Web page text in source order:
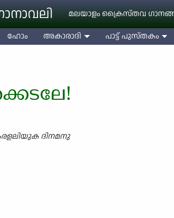
മലയാളം ക്രൈസ്തവ
ഹോം അകാരാദി പാട്ട് പുസ്തകം
ദിനമനു